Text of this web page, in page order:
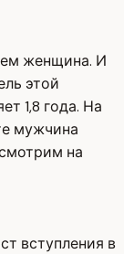
женщина. И
этой
1,8 года. На
мужчина
на
вступления в